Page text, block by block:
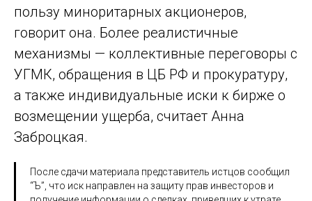
пользу миноритарных акционеров,
говорит она. Более реалистичные
механизмы — коллективные переговоры с
УГМК, обращения в ЦБ РФ и прокуратуру,
а также индивидуальные иски к бирже о
возмещении ущерба, считает Анна
Заброцкая.
После сдачи материала представитель истцов сообщил
“Ъ”, что иск направлен на защиту прав инвесторов и